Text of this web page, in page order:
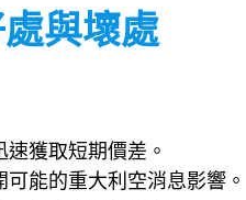
與壞處
速獲取短期價差。
可能的重大利空消息影響。